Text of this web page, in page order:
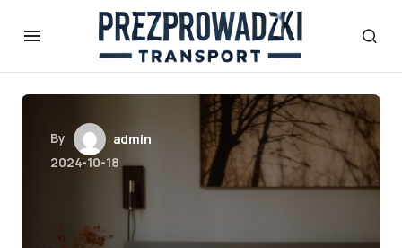
By
admin
2024-10-18